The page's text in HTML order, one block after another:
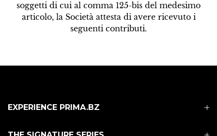
soggetti di cui al comma 125-bis del medesimo
articolo, la Società attesta di avere ricevuto i
seguenti contributi.
EXPERIENCE PRIMA.BZ
BEAUTY SECRETS